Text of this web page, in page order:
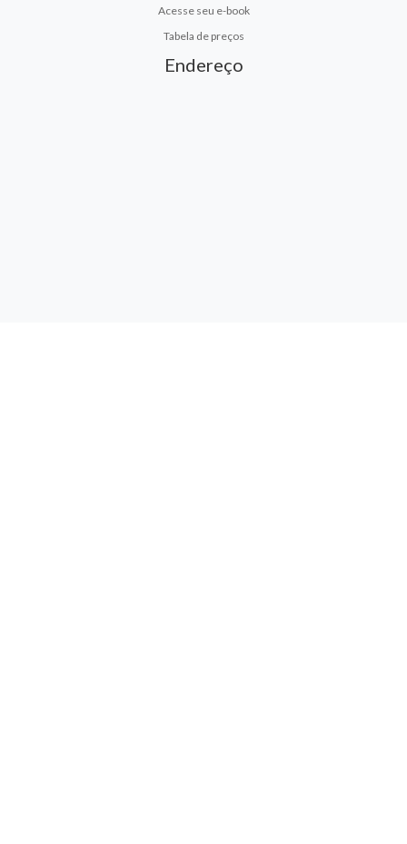
Acesse seu e-book
Tabela de preços
Endereço